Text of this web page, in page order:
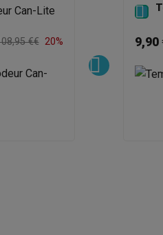
Can-Lite
€€ 20%

9,90